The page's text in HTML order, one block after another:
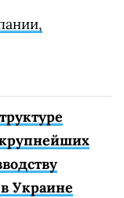
Украине